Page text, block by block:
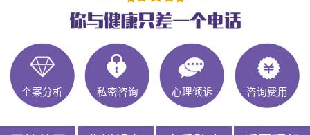
个案分析 私密咨询 心理倾诉 咨询费用